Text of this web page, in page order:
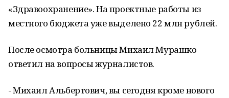
«Здравоохранение». На проектные работы из
местного бюджета уже выделено 22 млн рублей.
После осмотра больницы Михаил Мурашко
ответил на вопросы журналистов.
- Михаил Альбертович, вы сегодня кроме нового